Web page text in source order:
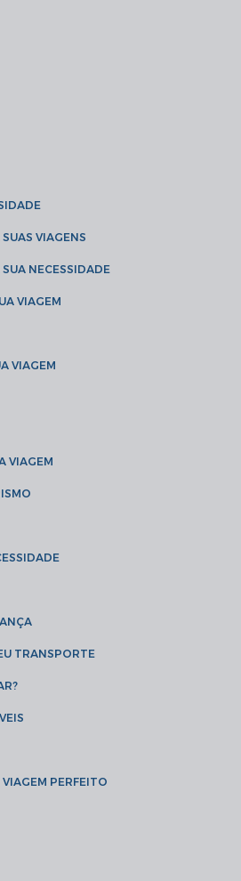
VIAGENS
NECESSIDADE
VIAGEM
VIAGEM
VIAGEM
TRANSPORTE
VIAGEM PERFEITO